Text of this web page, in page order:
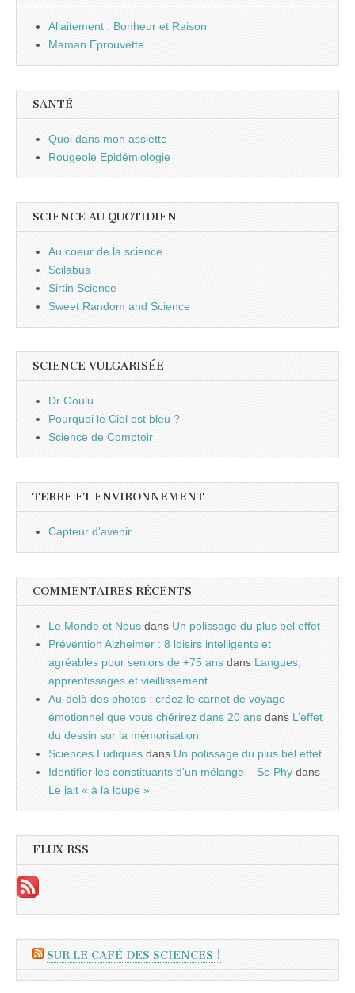
Allaitement : Bonheur et Raison
Maman Eprouvette
SANTÉ
Quoi dans mon assiette
Rougeole Epidémiologie
SCIENCE AU QUOTIDIEN
Au coeur de la science
Scilabus
Sirtin Science
Sweet Random and Science
SCIENCE VULGARISÉE
Dr Goulu
Pourquoi le Ciel est bleu ?
Science de Comptoir
TERRE ET ENVIRONNEMENT
Capteur d'avenir
COMMENTAIRES RÉCENTS
Le Monde et Nous dans Un polissage du plus bel effet
Prévention Alzheimer : 8 loisirs intelligents et
agréables pour seniors de +75 ans dans Langues,
apprentissages et vieillissement…
Au-delà des photos : créez le carnet de voyage
émotionnel que vous chérirez dans 20 ans dans L’effet
du dessin sur la mémorisation
Sciences Ludiques dans Un polissage du plus bel effet
Identifier les constituants d’un mélange – Sc-Phy dans
Le lait « à la loupe »
FLUX RSS
SUR LE CAFÉ DES SCIENCES !